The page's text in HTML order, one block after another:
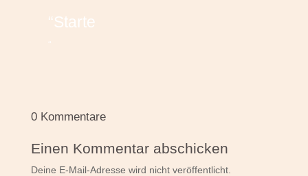
“Starte
“
0 Kommentare
Einen Kommentar abschicken
Deine E-Mail-Adresse wird nicht veröffentlicht.